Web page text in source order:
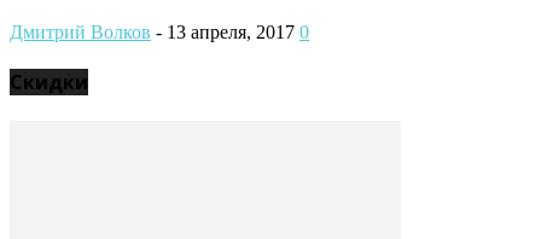
Дмитрий Волков - 13 апреля, 2017 0
Скидки